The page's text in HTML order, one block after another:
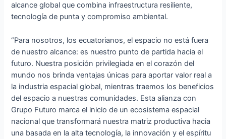
alcance global que combina infraestructura resiliente,
tecnología de punta y compromiso ambiental.
“Para nosotros, los ecuatorianos, el espacio no está fuera
de nuestro alcance: es nuestro punto de partida hacia el
futuro. Nuestra posición privilegiada en el corazón del
mundo nos brinda ventajas únicas para aportar valor real a
la industria espacial global, mientras traemos los beneficios
del espacio a nuestras comunidades. Esta alianza con
Grupo Futuro marca el inicio de un ecosistema espacial
nacional que transformará nuestra matriz productiva hacia
una basada en la alta tecnología, la innovación y el espíritu